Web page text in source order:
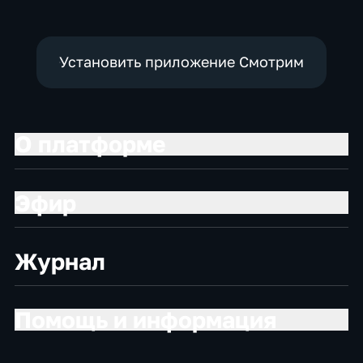
Установить приложение Смотрим
Журнал